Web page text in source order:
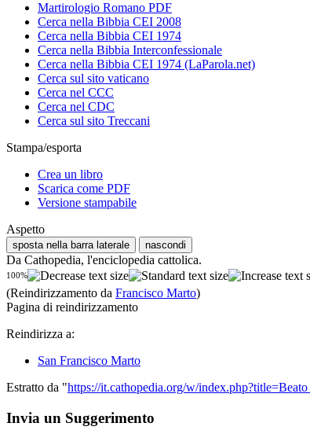
Martirologio Romano PDF
Cerca nella Bibbia CEI 2008
Cerca nella Bibbia CEI 1974
Cerca nella Bibbia Interconfessionale
Cerca nella Bibbia CEI 1974 (LaParola.net)
Cerca sul sito vaticano
Cerca nel CCC
Cerca nel CDC
Cerca sul sito Treccani
Stampa/esporta
Crea un libro
Scarica come PDF
Versione stampabile
Aspetto
sposta nella barra laterale nascondi
Da Cathopedia, l'enciclopedia cattolica.
100%
(Reindirizzamento da Francisco Marto)
Pagina di reindirizzamento
Reindirizza a:
San Francisco Marto
Estratto da "https://it.cathopedia.org/w/
Invia un Suggerimento